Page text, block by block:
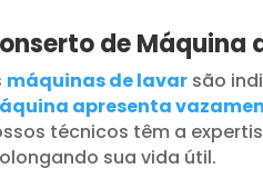
de Máquina
máquinas de lavar são
apresenta
técnicos têm a
sua vida útil.